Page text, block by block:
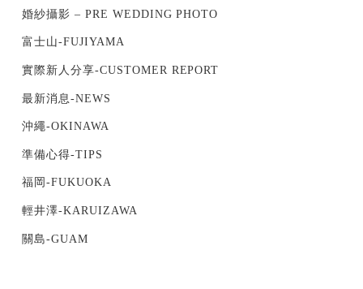
婚紗攝影 – PRE WEDDING PHOTO
富士山-FUJIYAMA
實際新人分享-CUSTOMER REPORT
最新消息-NEWS
沖繩-OKINAWA
準備心得-TIPS
福岡-FUKUOKA
輕井澤-KARUIZAWA
關島-GUAM